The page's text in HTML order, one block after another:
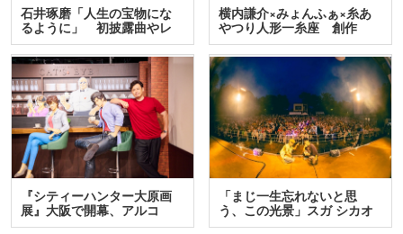
石井琢磨「人生の宝物にな
るように」 初披露曲やレ
ア…
横内謙介×みょんふぁ×糸あ
やつり人形一糸座 創作
人…
『シティーハンター大原画
展』大阪で開幕、アルコ
＆…
「まじ一生忘れないと思
う、この光景」スガ シカオ
と…